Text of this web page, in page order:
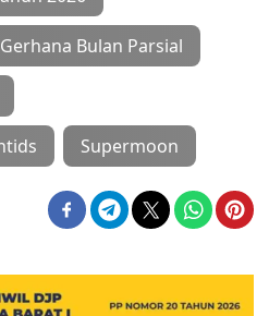
Gerhana Bulan Parsial
Supermoon